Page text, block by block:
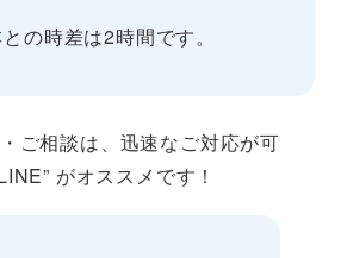
との時差は2時間です。
ご相談は、迅速なご対応が可
がオススメです！